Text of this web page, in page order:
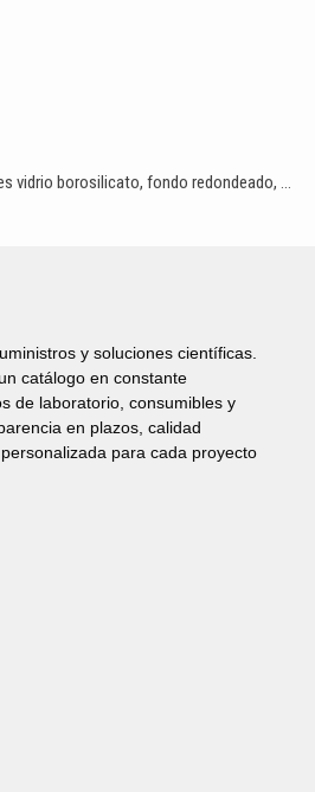
Tubos de ensayo desechables vidrio borosilicato, fondo redondeado, WITEG
y soluciones científicas.
catálogo en constante
de laboratorio, consumibles y
en plazos, calidad
para cada proyecto